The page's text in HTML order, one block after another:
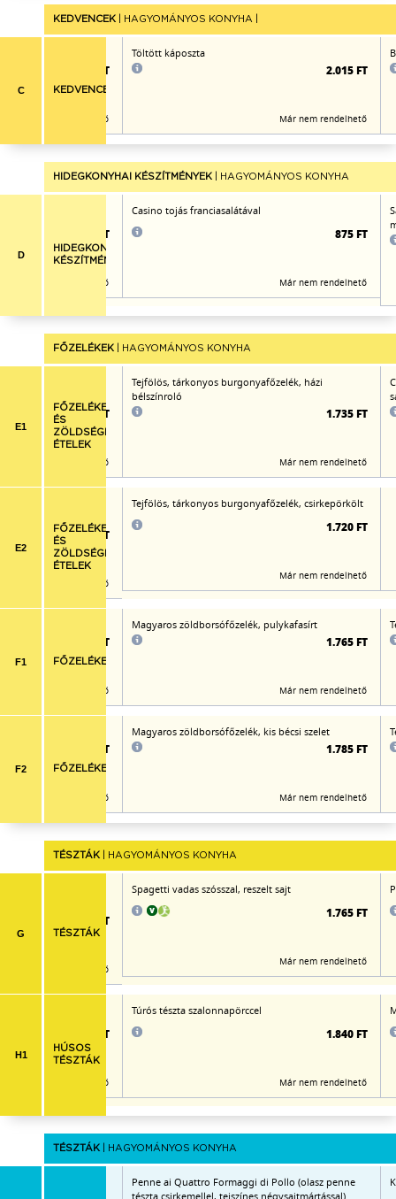
KEDVENCEK | HAGYOMÁNYOS KONYHA |
C KEDVENCEK
1.905 FT
Már nem rendelhető
Töltött káposzta
2.015 FT
Már nem rendelhető
HIDEGKONYHAI KÉSZÍTMÉNYEK | HAGYOMÁNYOS KONYHA
D
HIDEGKONYHAI
KÉSZÍTMÉNYEK
830 FT
Már nem rendelhető
Casino tojás franciasalátával
875 FT
Már nem rendelhető
FŐZELÉKEK | HAGYOMÁNYOS KONYHA
E1
FŐZELÉKEK
ÉS
ZÖLDSÉGES
ÉTELEK
1.850 FT
Már nem rendelhető
Tejfölös, tárkonyos burgonyafőzelék, házi
bélszínroló
1.735 FT
Már nem rendelhető
E2
FŐZELÉKEK
ÉS
ZÖLDSÉGES
ÉTELEK
1.805 FT
Már nem rendelhető
Tejfölös, tárkonyos burgonyafőzelék, csirkepörkölt
1.720 FT
Már nem rendelhető
F1 FŐZELÉKEK
1.785 FT
Már nem rendelhető
Magyaros zöldborsófőzelék, pulykafasírt
1.765 FT
Már nem rendelhető
F2 FŐZELÉKEK
1.780 FT
Már nem rendelhető
Magyaros zöldborsófőzelék, kis bécsi szelet
1.785 FT
Már nem rendelhető
TÉSZTÁK | HAGYOMÁNYOS KONYHA
G TÉSZTÁK
1.795 FT
Már nem rendelhető
Spagetti vadas szósszal, reszelt sajt
1.765 FT
Már nem rendelhető
H1
HÚSOS
TÉSZTÁK
1.920 FT
Már nem rendelhető
Túrós tészta szalonnapörccel
1.840 FT
Már nem rendelhető
TÉSZTÁK | HAGYOMÁNYOS KONYHA
Penne ai Quattro Formaggi di Pollo (olasz penne
tészta csirkemellel, tejszínes négysajtmártással)